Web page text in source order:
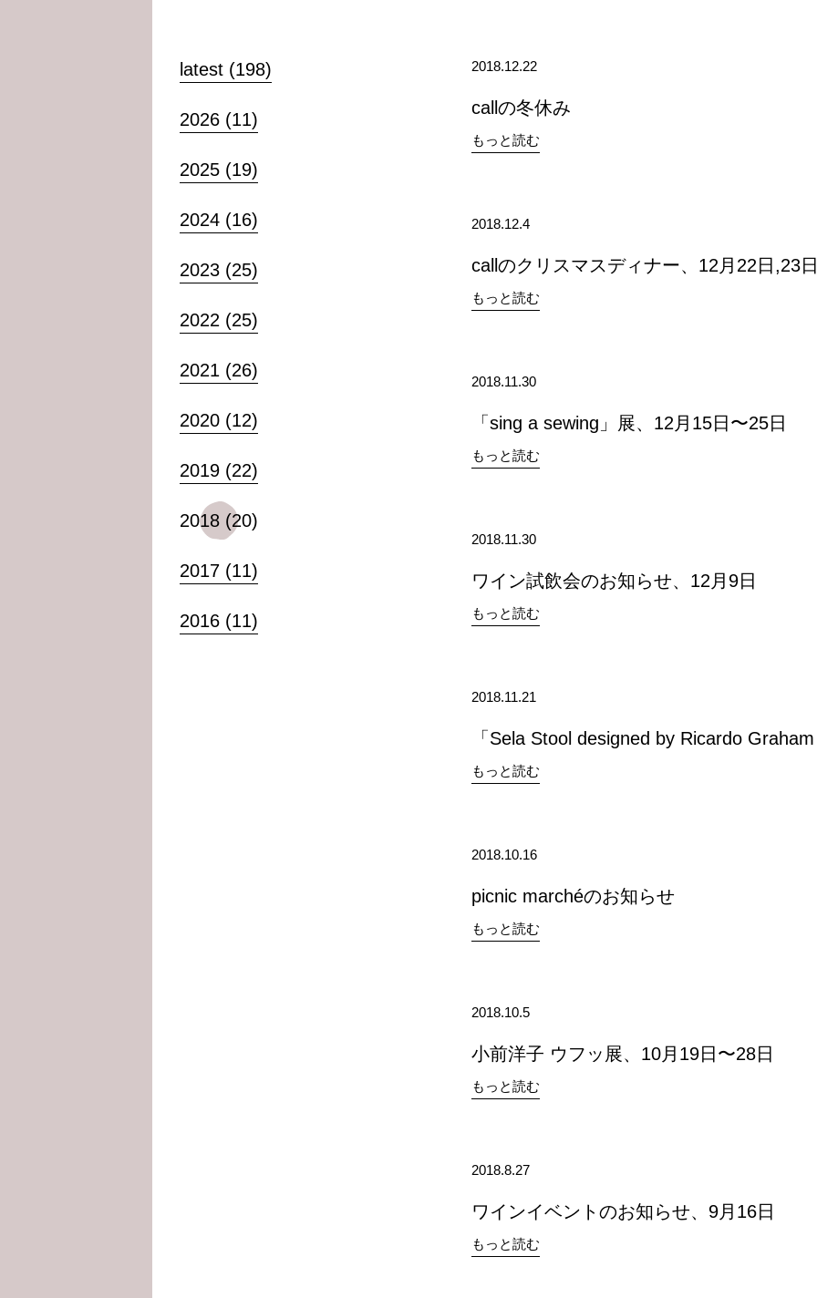
2018.12.22
callの冬休み
もっと読む
2018.12.4
callのクリスマスディナー、12月22日,23
もっと読む
2018.11.30
「sing a sewing」展、12月15日〜25日
もっと読む
2018.11.30
ワイン試飲会のお知らせ、12月9日
もっと読む
2018.11.21
「Sela Stool designed by Ricardo
もっと読む
2018.10.16
picnic marchéのお知らせ
もっと読む
2018.10.5
小前洋子 ウフッ展、10月19日〜28日
もっと読む
2018.8.27
ワインイベントのお知らせ、9月16日
もっと読む
latest (198)
2026 (11)
2025 (19)
2024 (16)
2023 (25)
2022 (25)
2021 (26)
2020 (12)
2019 (22)
2018 (20)
2017 (11)
2016 (11)